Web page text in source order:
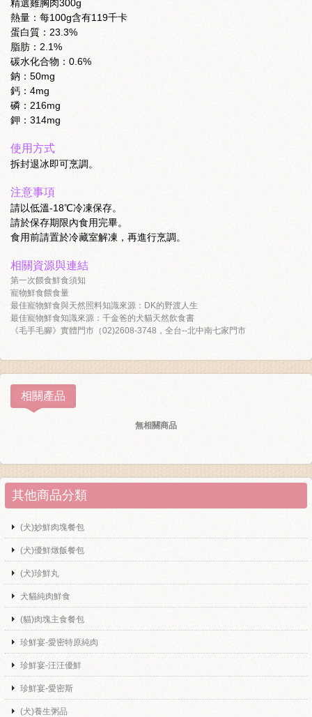
精選雞胸肉300g
熱量：每100g含有119千卡
蛋白質：23.3%
脂肪：2.1%
碳水化合物：0.6%
鈉：50mg
鈣：4mg
磷：216mg
鉀：314mg
使用方式
拆封退冰即可烹調。
注意事項
請以低溫-18℃冷凍保存。
請於保存期限內食用完畢。
食用前請置於冷藏室解凍，再進行烹調。
相關資源與連結
第一次餵食鮮食須知
寵物鮮食餵食量
最佳寵物鮮食與天然照料知識來源：DK的野渡人生
最佳寵物鮮食知識來源：千金爸的犬貓天然飲食書
《毛手毛腳》實體門市（02)2608-3748，全台--北中南七家門市
相關產品
無相關商品
其他商品分類
(犬)妙鮮肉塊餐包
(犬)優鮮燉飯餐包
(犬)珍鮮丸
犬貓純肉鮮食
(貓)肉塊主食餐包
珍鮮宴-愛密特原純肉
珍鮮宴-汪汪優鮮
珍鮮宴-愛密斯
(犬)養生粥品